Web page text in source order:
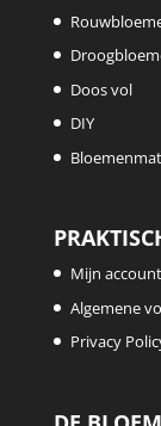
Doos vol
DIY
Mijn account
Algemene
Privacy